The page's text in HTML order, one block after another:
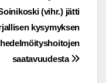
(vihr.) jätti
kysymyksen
hedelmöityshoitojen
saatavuudesta